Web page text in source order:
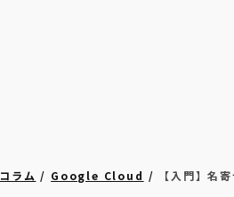
コラム Google Cloud 【入門】名